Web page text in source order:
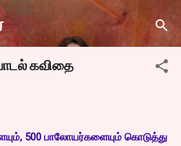
main content
கவிதை
500 பாலோயர்களையும் கொடுத்து